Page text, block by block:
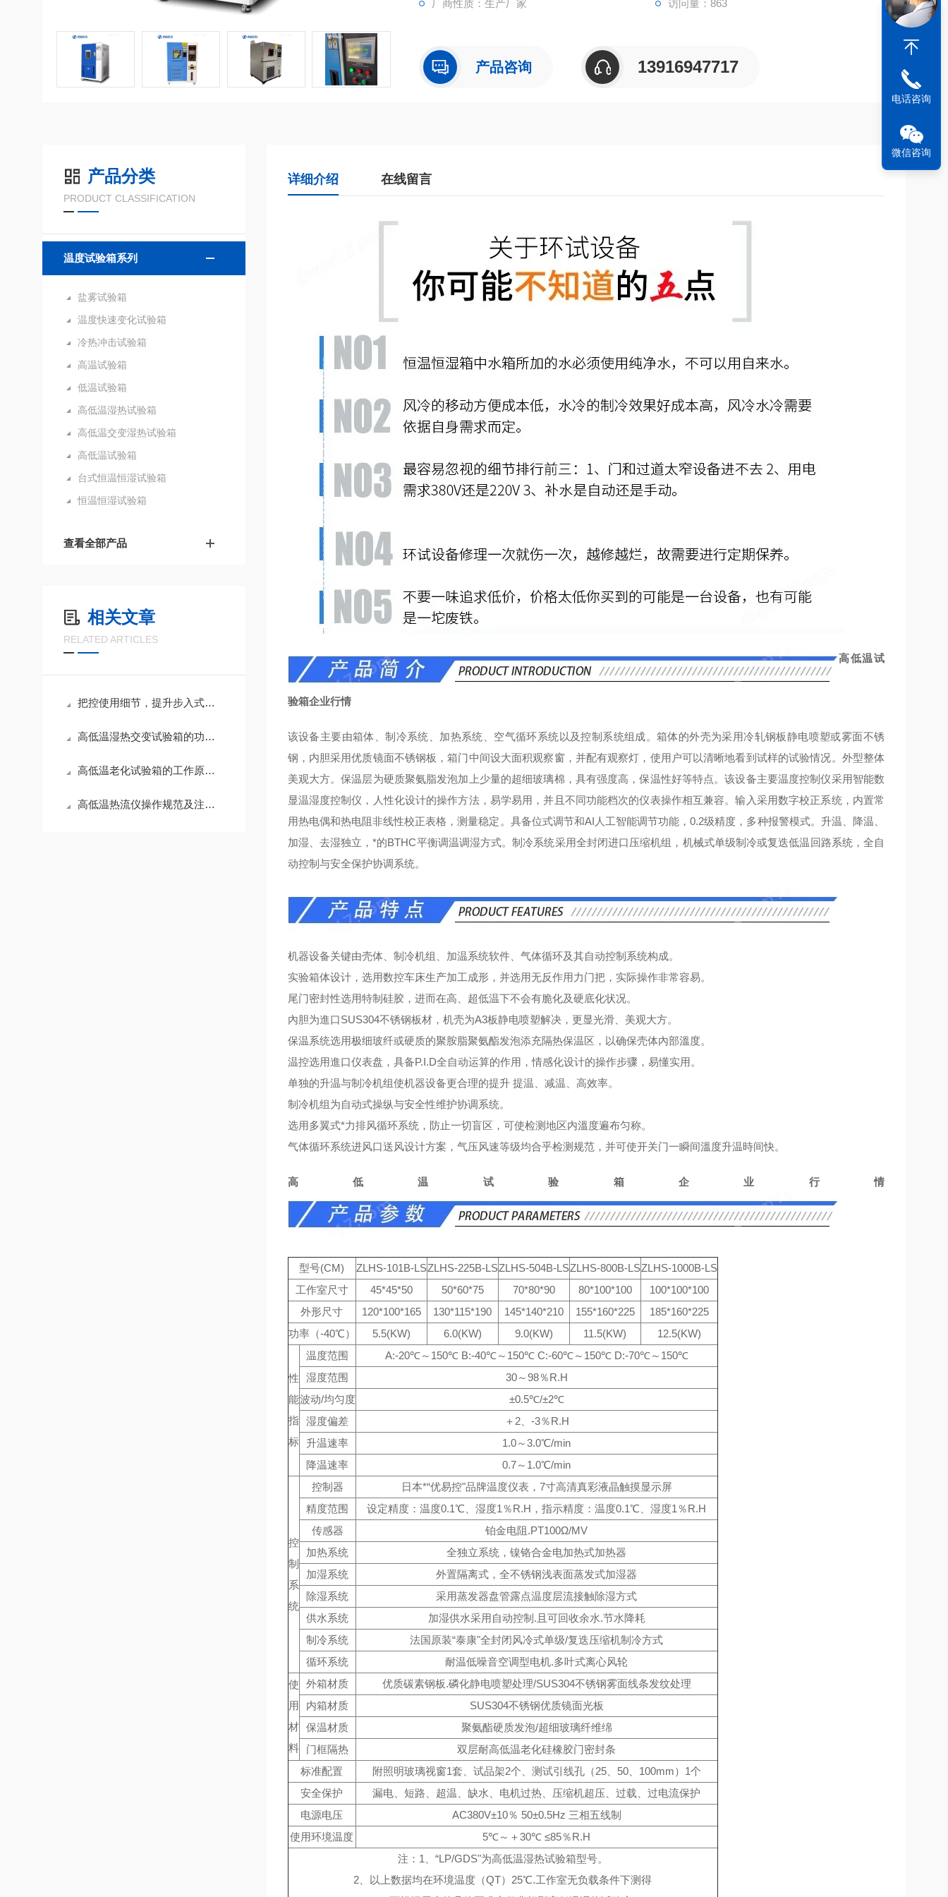
厂商性质：生产厂家 访问量：863
产品咨询 13916947717
产品分类
PRODUCT CLASSIFICATION
温度试验箱系列
盐雾试验箱
温度快速变化试验箱
冷热冲击试验箱
高温试验箱
低温试验箱
高低温湿热试验箱
高低温交变湿热试验箱
高低温试验箱
台式恒温恒湿试验箱
恒温恒湿试验箱
查看全部产品
相关文章
RELATED ARTICLES
把控使用细节，提升步入式高低温试验箱测试精度
高低温湿热交变试验箱的功能应用与养护技巧
高低温老化试验箱的工作原理与性能解析
高低温热流仪操作规范及注意事项
详细介绍 在线留言
高低温试
验箱企业行情
该设备主要由箱体、制冷系统、加热系统、空气循环系统以及控制系统组成。箱体的外壳为采用冷轧钢板静电喷塑或雾面不锈
钢，内胆采用优质镜面不锈钢板，箱门中间设大面积观察窗，并配有观察灯，使用户可以清晰地看到试样的试验情况。外型整体
美观大方。保温层为硬质聚氨脂发泡加上少量的超细玻璃棉，具有强度高，保温性好等特点。该设备主要温度控制仪采用智能数
显温湿度控制仪，人性化设计的操作方法，易学易用，并且不同功能档次的仪表操作相互兼容。输入采用数字校正系统，内置常
用热电偶和热电阻非线性校正表格，测量稳定。具备位式调节和AI人工智能调节功能，0.2级精度，多种报警模式。升温、降温、
加湿、去湿独立，*的BTHC平衡调温调湿方式。制冷系统采用全封闭进口压缩机组，机械式单级制冷或复迭低温回路系统，全自
动控制与安全保护协调系统。
机器设备关键由壳体、制冷机组、加温系统软件、气体循环及其自动控制系统构成。
实验箱体设计，选用数控车床生产加工成形，并选用无反作用力门把，实际操作非常容易。
尾门密封性选用特制硅胶，进而在高、超低温下不会有脆化及硬底化状况。
內胆为進口SUS304不锈钢板材，机壳为A3板静电喷塑解决，更显光滑、美观大方。
保温系统选用极细玻纤或硬质的聚胺脂聚氨酯发泡添充隔热保温区，以确保壳体內部溫度。
温控选用進口仪表盘，具备P.I.D全自动运算的作用，情感化设计的操作步骤，易懂实用。
单独的升温与制冷机组使机器设备更合理的提升 提温、减温、高效率。
制冷机组为自动式操纵与安全性维护协调系统。
选用多翼式*力排风循环系统，防止一切盲区，可使检测地区内溫度遍布匀称。
气体循环系统进风口送风设计方案，气压风速等级均合乎检测规范，并可使开关门一瞬间溫度升温時间快。
高低温试验箱企业行情
型号(CM) ZLHS-101B-LSZLHS-225B-LSZLHS-504B-LSZLHS-800B-LSZLHS-1000B-LS
工作室尺寸
45*45*50 50*60*75 70*80*90 80*100*100
100*100*100
外形尺寸
120*100*165 130*115*190 145*140*210 155*160*225
185*160*225
功率（-40℃）
5.5(KW) 6.0(KW) 9.0(KW) 11.5(KW) 12.5(KW)
性
能
指
标
温度范围
A:-20℃～150℃ B:-40℃～150℃ C:-60℃～150℃ D:-70℃～150℃
湿度范围
30～98％R.H
波动/均匀度
±0.5℃/±2℃
湿度偏差
＋2、-3％R.H
升温速率
1.0～3.0℃/min
降温速率
0.7～1.0℃/min
控
制
系
统
控制器
日本*“优易控"品牌温度仪表，7寸高清真彩液晶触摸显示屏
精度范围
设定精度：温度0.1℃、湿度1％R.H，指示精度：温度0.1℃、湿度1％R.H
传感器
铂金电阻.PT100Ω/MV
加热系统
全独立系统，镍铬合金电加热式加热器
加湿系统
外置隔离式，全不锈钢浅表面蒸发式加湿器
除湿系统
采用蒸发器盘管露点温度层流接触除湿方式
供水系统
加湿供水采用自动控制.且可回收余水.节水降耗
制冷系统
法国原装“泰康"全封闭风冷式单级/复迭压缩机制冷方式
循环系统
耐温低噪音空调型电机.多叶式离心风轮
使
用
材
料
外箱材质
优质碳素钢板.磷化静电喷塑处理/SUS304不锈钢雾面线条发纹处理
内箱材质
SUS304不锈钢优质镜面光板
保温材质
聚氨酯硬质发泡/超细玻璃纤维绵
门框隔热
双层耐高低温老化硅橡胶门密封条
标准配置
附照明玻璃视窗1套、试品架2个、测试引线孔（25、50、100mm）1个
安全保护
漏电、短路、超温、缺水、电机过热、压缩机超压、过载、过电流保护
电源电压
AC380V±10％ 50±0.5Hz 三相五线制
使用环境温度
5℃～＋30℃ ≤85％R.H
注：1、“LP/GDS"为高低温湿热试验箱型号。
2、以上数据均在环境温度（QT）25℃.工作室无负载条件下测得
电话咨询
微信咨询